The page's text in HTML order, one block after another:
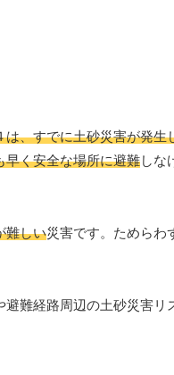
は、すでに土砂災害が発生
早く安全な場所に避難しな
難しい災害です。ためらわ
避難経路周辺の土砂災害リ